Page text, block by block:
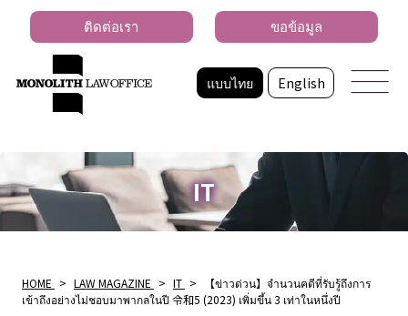
แบบไทย English
ติดต่อเรา ขอข้อมูล
IT
HOME > LAW MAGAZINE > IT >
【ข่าวด่วน】จํานวนคดีที่รับรู้ถึงการ
เข้าถึงอย่างไม่ชอบมาพากลในปี 令和5 (2023) เพิ่มขึ้น 3 เท่าในหนึ่งปี